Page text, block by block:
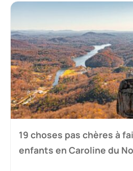
19 choses pas chères à
enfants en Caroline du